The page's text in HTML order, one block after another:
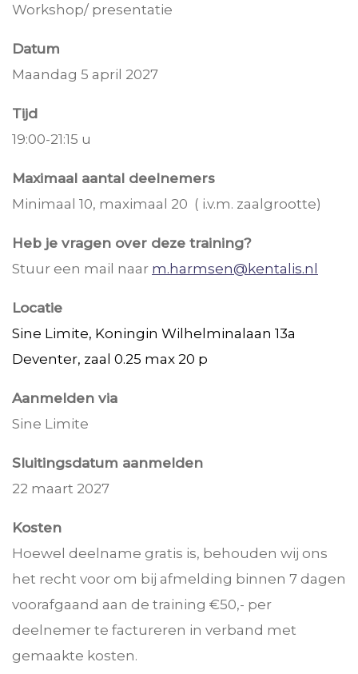
Workshop/ presentatie
Datum
Maandag 5 april 2027
Tijd
19:00-21:15 u
Maximaal aantal deelnemers
Minimaal 10, maximaal 20 ( i.v.m. zaalgrootte)
Heb je vragen over deze training?
Stuur een mail naar m.harmsen@kentalis.nl
Locatie
Sine Limite, Koningin Wilhelminalaan 13a
Deventer, zaal 0.25 max 20 p
Aanmelden via
Sine Limite
Sluitingsdatum aanmelden
22 maart 2027
Kosten
Hoewel deelname gratis is, behouden wij ons
het recht voor om bij afmelding binnen 7 dagen
voorafgaand aan de training €50,- per
deelnemer te factureren in verband met
gemaakte kosten.